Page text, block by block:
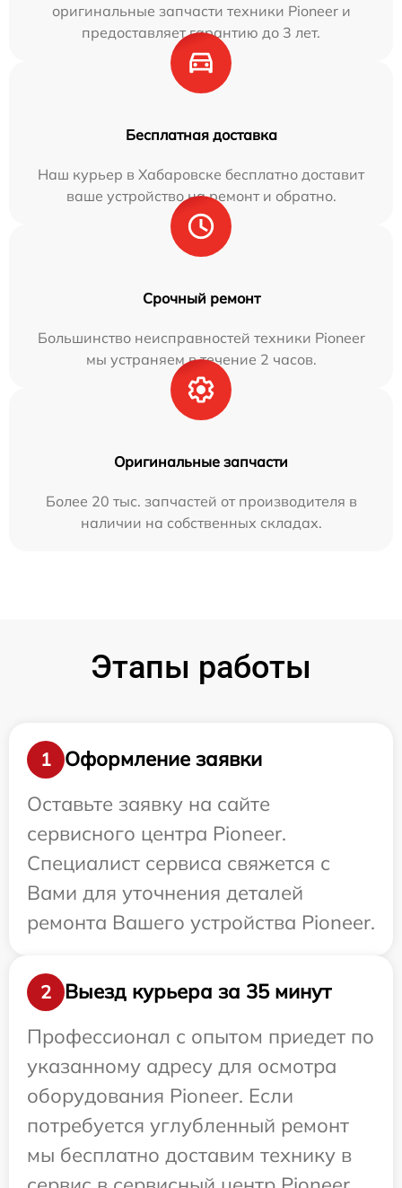
оригинальные запчасти техники Pioneer и
предоставляет гарантию до 3 лет.
Бесплатная доставка
Наш курьер в Хабаровске бесплатно доставит
ваше устройство на ремонт и обратно.
Срочный ремонт
Большинство неисправностей техники Pioneer
мы устраняем в течение 2 часов.
Оригинальные запчасти
Более 20 тыс. запчастей от производителя в
наличии на собственных складах.
Этапы работы
1
Оформление заявки
Оставьте заявку на сайте
сервисного центра Pioneer.
Специалист сервиса свяжется с
Вами для уточнения деталей
ремонта Вашего устройства Pioneer.
2
Выезд курьера за 35 минут
Профессионал с опытом приедет по
указанному адресу для осмотра
оборудования Pioneer. Если
потребуется углубленный ремонт
мы бесплатно доставим технику в